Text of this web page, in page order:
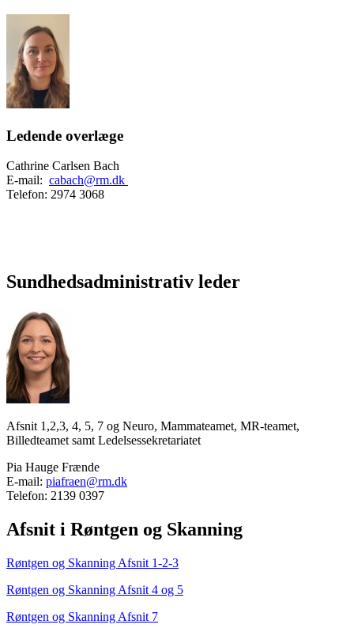
Ledende overlæge
Cathrine Carlsen Bach
E-mail: cabach@rm.dk
Telefon: 2974 3068
Sundhedsadministrativ leder
Afsnit 1,2,3, 4, 5, 7 og Neuro, Mammateamet, MR-teamet,
Billedteamet samt Ledelsessekretariatet
Pia Hauge Frænde
E-mail: piafraen@rm.dk
Telefon: 2139 0397
Afsnit i Røntgen og Skanning
Røntgen og Skanning Afsnit 1-2-3
Røntgen og Skanning Afsnit 4 og 5
Røntgen og Skanning Afsnit 7